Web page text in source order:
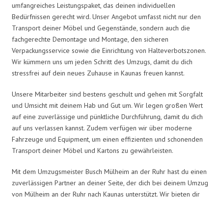
umfangreiches Leistungspaket, das deinen individuellen
Bedürfnissen gerecht wird. Unser Angebot umfasst nicht nur den
Transport deiner Möbel und Gegenstände, sondern auch die
fachgerechte Demontage und Montage, den sicheren
Verpackungsservice sowie die Einrichtung von Halteverbotszonen.
Wir kümmern uns um jeden Schritt des Umzugs, damit du dich
stressfrei auf dein neues Zuhause in Kaunas freuen kannst.
Unsere Mitarbeiter sind bestens geschult und gehen mit Sorgfalt
und Umsicht mit deinem Hab und Gut um. Wir legen großen Wert
auf eine zuverlässige und pünktliche Durchführung, damit du dich
auf uns verlassen kannst. Zudem verfügen wir über moderne
Fahrzeuge und Equipment, um einen effizienten und schonenden
Transport deiner Möbel und Kartons zu gewährleisten.
Mit dem Umzugsmeister Busch Mülheim an der Ruhr hast du einen
zuverlässigen Partner an deiner Seite, der dich bei deinem Umzug
von Mülheim an der Ruhr nach Kaunas unterstützt. Wir bieten dir